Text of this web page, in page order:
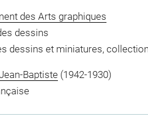
des Arts graphiques
dessins
dessins et miniatures,
Baptiste(1942-1930)